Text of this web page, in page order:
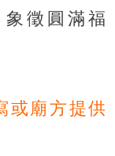
徵圓滿福
或廟方提供